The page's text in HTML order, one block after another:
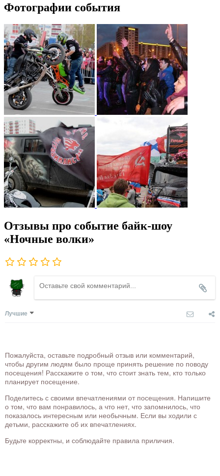
Фотографии события
Отзывы про событие байк-шоу
«Ночные волки»
Лучшие
Пожалуйста, оставьте подробный отзыв или комментарий,
чтобы другим людям было проще принять решение по поводу
посещения! Расскажите о том, что стоит знать тем, кто только
планирует посещение.
Поделитесь с своими впечатлениями от посещения. Напишите
о том, что вам понравилось, а что нет, что запомнилось, что
показалось интересным или необычным. Если вы ходили с
детьми, расскажите об их впечатлениях.
Будьте корректны, и соблюдайте правила приличия.